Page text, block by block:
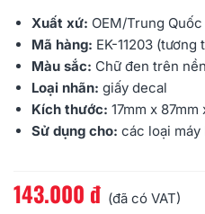
Xuất xứ: OEM/Trung Quốc
Mã hàng: EK-11203 (tương
Màu sắc: Chữ đen trên
Loại nhãn: giấy decal
Kích thước: 17mm x
Sử dụng cho: các loại
Đọc thêm
143.000 đ (đã có VAT)